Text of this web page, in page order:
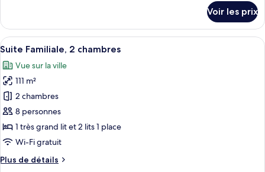
chambres
communicantes
(Monument
View)
le
type
de
Chambre
Familiale,
chambres
communicantes
(Monument
View)
Voir les prix
Afficher
toutes
les
photos
pour
ce
type
de
chambre :
Suite
Une chambre d’hôtel moderne avec
6
Suite Familiale, 2 chambres
Vue sur la ville
111 m²
2 chambres
8 personnes
1 très grand lit et 2 lits 1 place
Wi-Fi gratuit
Plus de détails
Plus